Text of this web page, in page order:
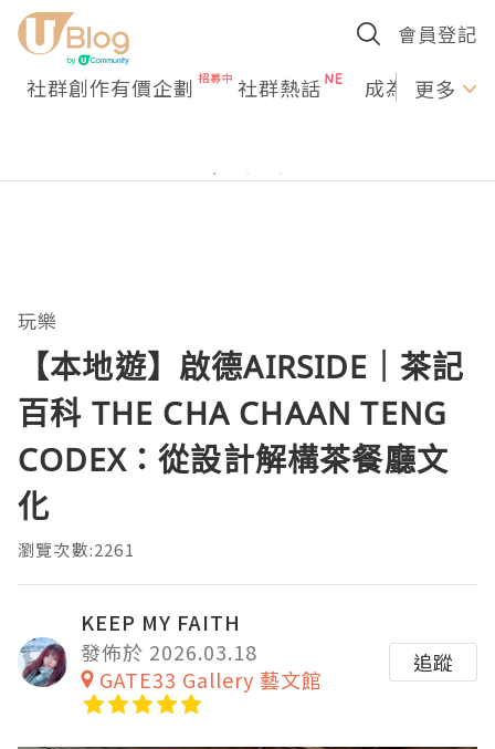
會員登記
社群創作有價企劃 社群熱話 成為U更多
玩樂
【本地遊】啟德AIRSIDE｜茶記
百科 THE CHA CHAAN TENG
CODEX：從設計解構茶餐廳文
化
瀏覽次數:2261
KEEP MY FAITH
發佈於 2026.03.18
GATE33 Gallery 藝文館
追蹤